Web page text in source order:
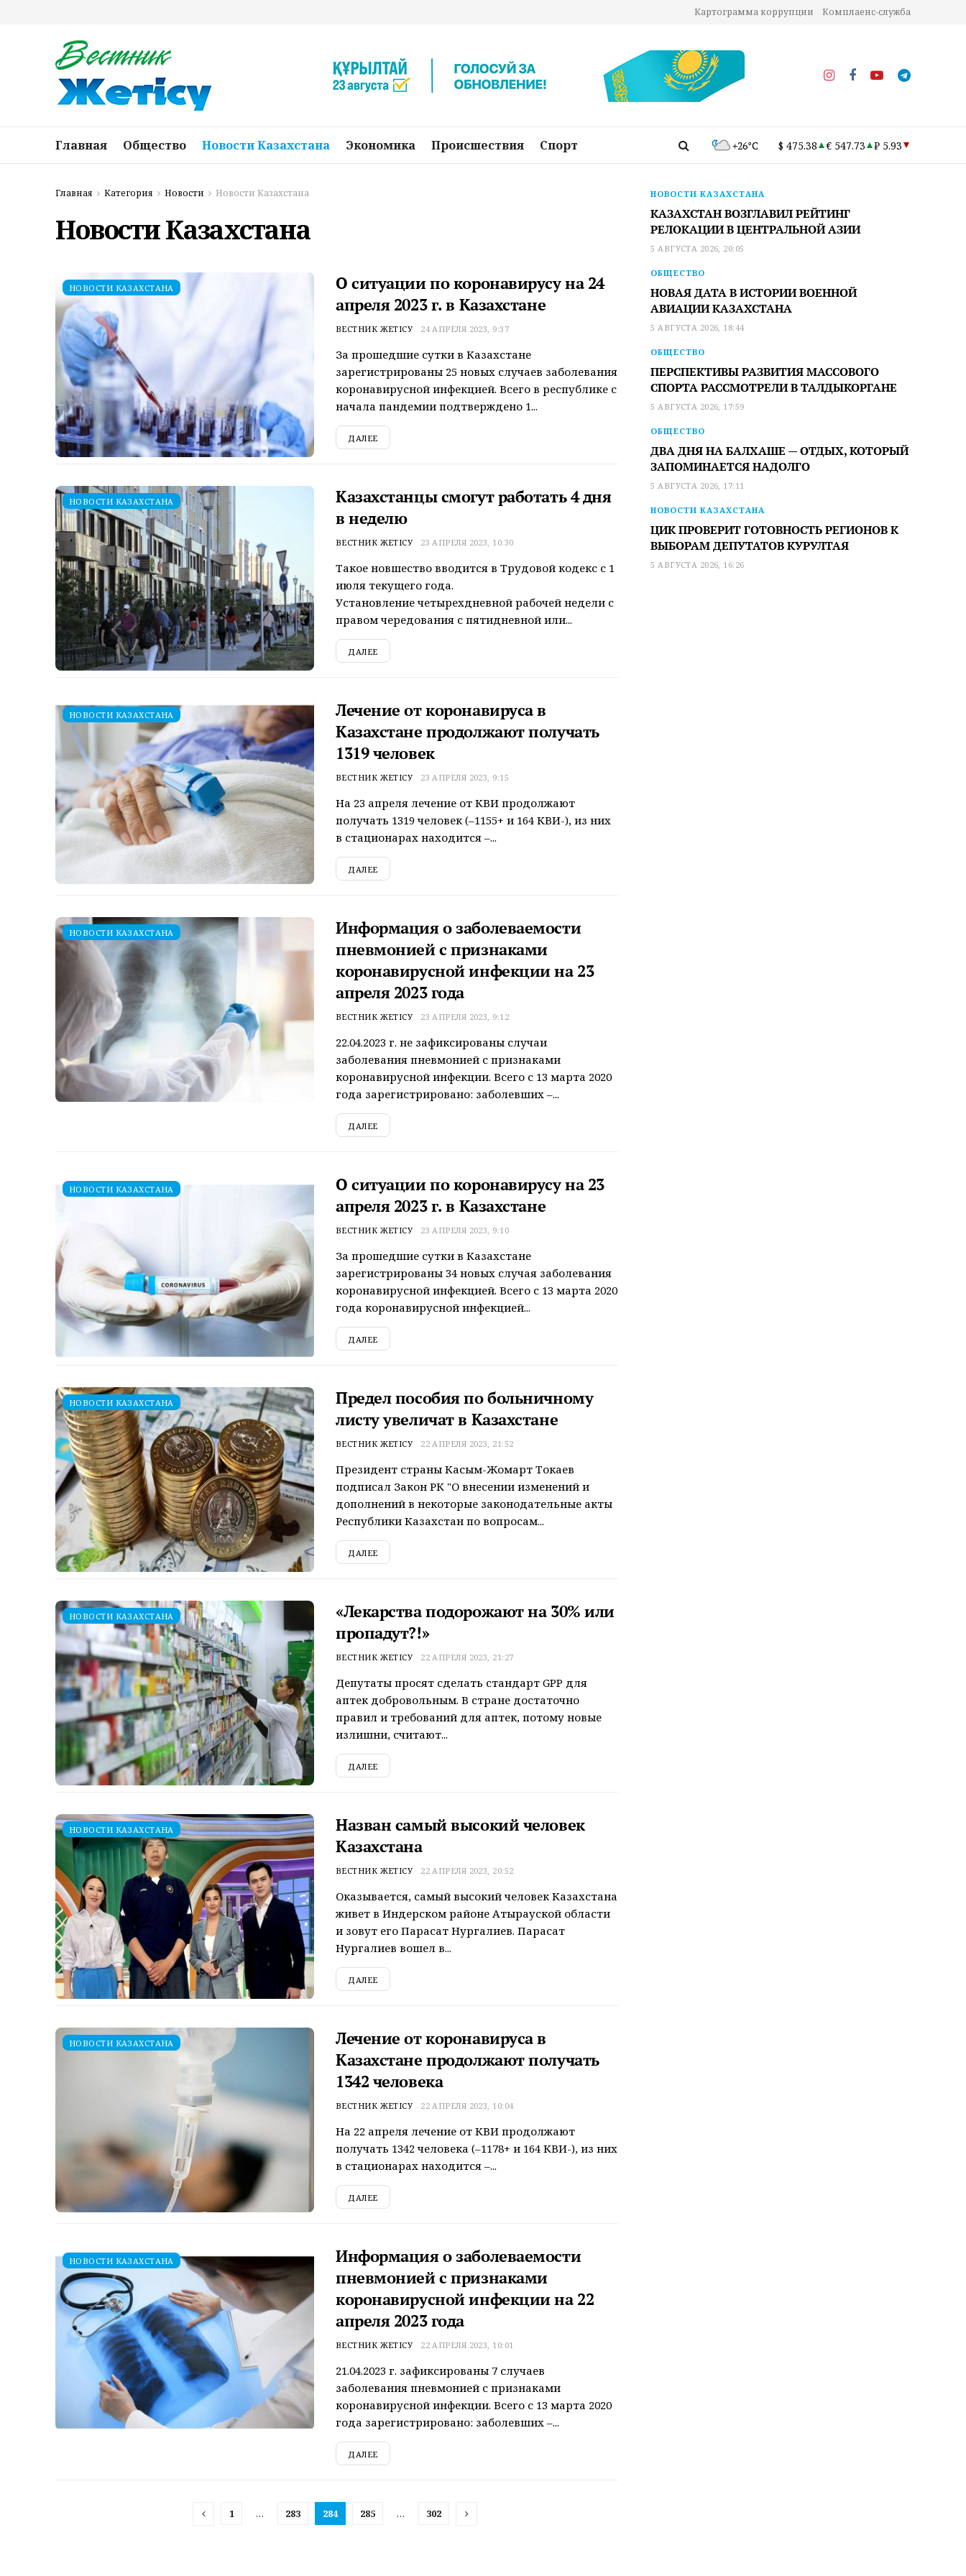
Картограмма коррупции Комплаенс-служба
Главная Общество Новости Казахстана Экономика Происшествия Спорт +26°C $ 475.38 € 547.73 ₽ 5.93
Главная Категория Новости Новости Казахстана
Новости Казахстана
НОВОСТИ КАЗАХСТАНА
О ситуации по коронавирусу на 24
апреля 2023 г. в Казахстане
ВЕСТНИК ЖЕТІСУ 24 АПРЕЛЯ 2023, 9:37
За прошедшие сутки в Казахстане
зарегистрированы 25 новых случаев заболевания
коронавирусной инфекцией. Всего в республике с
начала пандемии подтверждено 1...
ДАЛЕЕ
НОВОСТИ КАЗАХСТАНА
Казахстанцы смогут работать 4 дня
в неделю
ВЕСТНИК ЖЕТІСУ 23 АПРЕЛЯ 2023, 10:30
Такое новшество вводится в Трудовой кодекс с 1
июля текущего года.
Установление четырехдневной рабочей недели с
правом чередования с пятидневной или...
ДАЛЕЕ
НОВОСТИ КАЗАХСТАНА
Лечение от коронавируса в
Казахстане продолжают получать
1319 человек
ВЕСТНИК ЖЕТІСУ 23 АПРЕЛЯ 2023, 9:15
На 23 апреля лечение от КВИ продолжают
получать 1319 человек (–1155+ и 164 КВИ-), из них
в стационарах находится –...
ДАЛЕЕ
НОВОСТИ КАЗАХСТАНА
Информация о заболеваемости
пневмонией с признаками
коронавирусной инфекции на 23
апреля 2023 года
ВЕСТНИК ЖЕТІСУ 23 АПРЕЛЯ 2023, 9:12
22.04.2023 г. не зафиксированы случаи
заболевания пневмонией с признаками
коронавирусной инфекции. Всего с 13 марта 2020
года зарегистрировано: заболевших –...
ДАЛЕЕ
НОВОСТИ КАЗАХСТАНА
О ситуации по коронавирусу на 23
апреля 2023 г. в Казахстане
ВЕСТНИК ЖЕТІСУ 23 АПРЕЛЯ 2023, 9:10
За прошедшие сутки в Казахстане
зарегистрированы 34 новых случая заболевания
коронавирусной инфекцией. Всего с 13 марта 2020
года коронавирусной инфекцией...
ДАЛЕЕ
НОВОСТИ КАЗАХСТАНА
Предел пособия по больничному
листу увеличат в Казахстане
ВЕСТНИК ЖЕТІСУ 22 АПРЕЛЯ 2023, 21:52
Президент страны Касым-Жомарт Токаев
подписал Закон РК "О внесении изменений и
дополнений в некоторые законодательные акты
Республики Казахстан по вопросам...
ДАЛЕЕ
НОВОСТИ КАЗАХСТАНА
«Лекарства подорожают на 30% или
пропадут?!»
ВЕСТНИК ЖЕТІСУ 22 АПРЕЛЯ 2023, 21:27
Депутаты просят сделать стандарт GPP для
аптек добровольным. В стране достаточно
правил и требований для аптек, потому новые
излишни, считают...
ДАЛЕЕ
НОВОСТИ КАЗАХСТАНА
Назван самый высокий человек
Казахстана
ВЕСТНИК ЖЕТІСУ 22 АПРЕЛЯ 2023, 20:52
Оказывается, самый высокий человек Казахстана
живет в Индерском районе Атырауской области
и зовут его Парасат Нургалиев. Парасат
Нургалиев вошел в...
ДАЛЕЕ
НОВОСТИ КАЗАХСТАНА
Лечение от коронавируса в
Казахстане продолжают получать
1342 человека
ВЕСТНИК ЖЕТІСУ 22 АПРЕЛЯ 2023, 10:04
На 22 апреля лечение от КВИ продолжают
получать 1342 человека (–1178+ и 164 КВИ-), из них
в стационарах находится –...
ДАЛЕЕ
НОВОСТИ КАЗАХСТАНА
Информация о заболеваемости
пневмонией с признаками
коронавирусной инфекции на 22
апреля 2023 года
ВЕСТНИК ЖЕТІСУ 22 АПРЕЛЯ 2023, 10:01
21.04.2023 г. зафиксированы 7 случаев
заболевания пневмонией с признаками
коронавирусной инфекции. Всего с 13 марта 2020
года зарегистрировано: заболевших –...
ДАЛЕЕ
1 … 283 284 285 … 302
НОВОСТИ КАЗАХСТАНА
КАЗАХСТАН ВОЗГЛАВИЛ РЕЙТИНГ
РЕЛОКАЦИИ В ЦЕНТРАЛЬНОЙ АЗИИ
5 АВГУСТА 2026, 20:05
ОБЩЕСТВО
НОВАЯ ДАТА В ИСТОРИИ ВОЕННОЙ
АВИАЦИИ КАЗАХСТАНА
5 АВГУСТА 2026, 18:44
ОБЩЕСТВО
ПЕРСПЕКТИВЫ РАЗВИТИЯ МАССОВОГО
СПОРТА РАССМОТРЕЛИ В ТАЛДЫКОРГАНЕ
5 АВГУСТА 2026, 17:59
ОБЩЕСТВО
ДВА ДНЯ НА БАЛХАШЕ — ОТДЫХ, КОТОРЫЙ
ЗАПОМИНАЕТСЯ НАДОЛГО
5 АВГУСТА 2026, 17:11
НОВОСТИ КАЗАХСТАНА
ЦИК ПРОВЕРИТ ГОТОВНОСТЬ РЕГИОНОВ К
ВЫБОРАМ ДЕПУТАТОВ КУРУЛТАЯ
5 АВГУСТА 2026, 16:26